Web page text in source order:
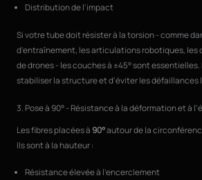
Distribution de l'impact
Si votre tube doit résister à la torsion - comme
d'entraînement, les articulations robotiques, les
de drones - les couches à ±45° sont
stabiliser la structure et d'éviter les défaillances
3. Pose à 90° - Résistance à la déformation et à
Les fibres placées à90°autour de la
Ils sont à la hauteur :
Résistance élevée à l'encerclement